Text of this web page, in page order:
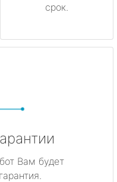
срок.
Вам будет